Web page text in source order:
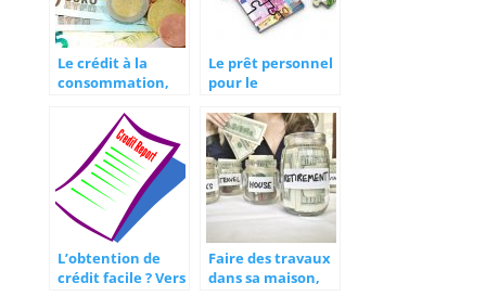
Le crédit à la
consommation,
simulation via le
Le prêt personnel
pour le
rapide d’un projet
L’obtention de
crédit facile ? Vers
Faire des travaux
dans sa maison,